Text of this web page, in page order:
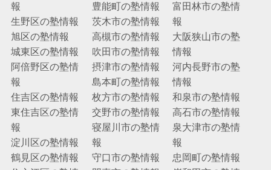
報
生野区の塾情報
旭区の塾情報
城東区の塾情報
阿倍野区の塾情
報
住吉区の塾情報
東住吉区の塾情
報
淀川区の塾情報
鶴見区の塾情報
豊能町の塾情報
茨木市の塾情報
高槻市の塾情報
吹田市の塾情報
摂津市の塾情報
島本町の塾情報
枚方市の塾情報
交野市の塾情報
寝屋川市の塾情
報
守口市の塾情報
富田林市の塾情
報
大阪狭山市の塾
情報
河内長野市の塾
情報
和泉市の塾情報
高石市の塾情報
泉大津市の塾情
報
忠岡町の塾情報